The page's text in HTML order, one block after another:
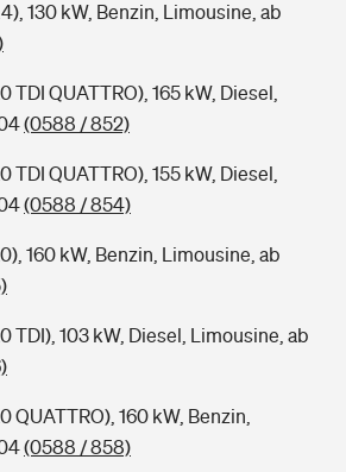
130 kW, Benzin, Limousine, ab
TDI QUATTRO), 165 kW, Diesel,
(0588 / 852)
TDI QUATTRO), 155 kW, Diesel,
(0588 / 854)
160 kW, Benzin, Limousine, ab
TDI), 103 kW, Diesel, Limousine, ab
QUATTRO), 160 kW, Benzin,
(0588 / 858)